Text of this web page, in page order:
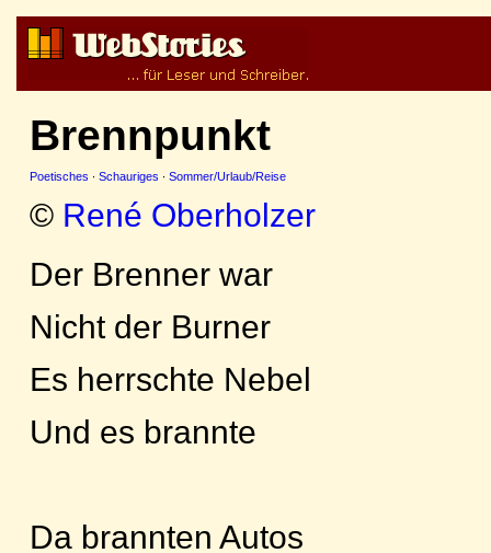
Brennpunkt
Poetisches · Schauriges · Sommer/Urlaub/Reise
© René Oberholzer
Der Brenner war
Nicht der Burner
Es herrschte Nebel
Und es brannte
Da brannten Autos